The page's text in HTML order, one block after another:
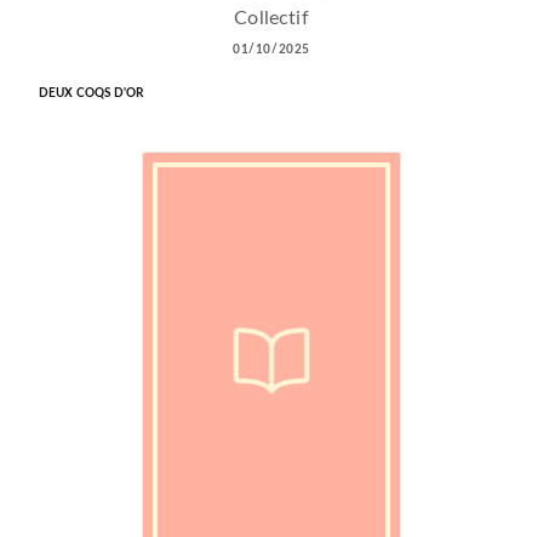
Collectif
01/10/2025
DEUX COQS D'OR